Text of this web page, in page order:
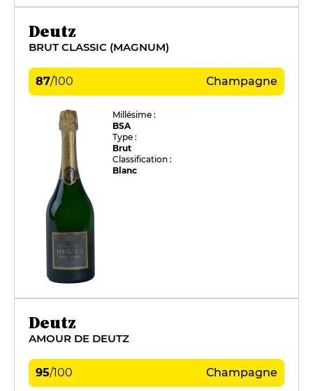
Deutz
BRUT CLASSIC (MAGNUM)
87/100 Champagne
Millésime :
BSA
Type :
Brut
Classification :
Blanc
Deutz
AMOUR DE DEUTZ
95/100 Champagne